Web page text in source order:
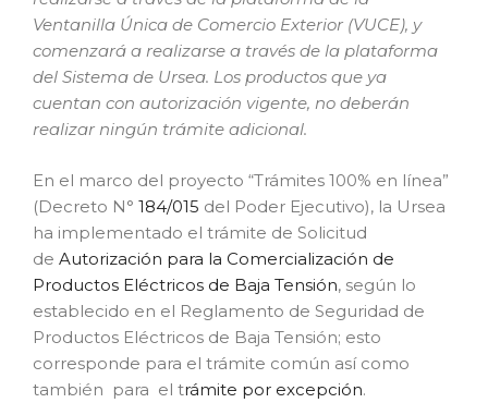
Ventanilla Única de Comercio Exterior (VUCE), y
comenzará a realizarse a través de la plataforma
del Sistema de Ursea. Los productos que ya
cuentan con autorización vigente, no deberán
realizar ningún trámite adicional.
En el marco del proyecto “Trámites 100% en línea”
(Decreto N° 184/015 del Poder Ejecutivo), la Ursea
ha implementado el trámite de Solicitud
de Autorización para la Comercialización de
Productos Eléctricos de Baja Tensión, según lo
establecido en el Reglamento de Seguridad de
Productos Eléctricos de Baja Tensión; esto
corresponde para el trámite común así como
también para el trámite por excepción.